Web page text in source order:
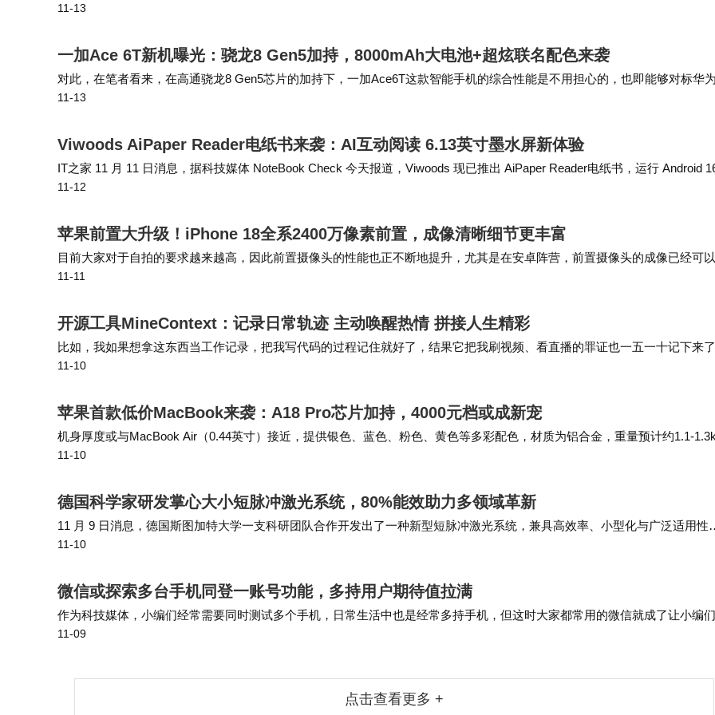
持“鸿蒙PC”与“智选PC”双线并行的策略，短期内不会放弃基于Windows系统的…
11-13
一加Ace 6T新机曝光：骁龙8 Gen5加持，8000mAh大电池+超炫联名配色来袭
对此，在笔者看来，在高通骁龙8 Gen5芯片的加持下，一加Ace6T这款智能手机的综合性能是不用担心的，也即能够对标华
小米、vivo、荣耀等厂商的中高端机型。 在续航上，爆料信息显示一加Ace 6T这款…
11-13
Viwoods AiPaper Reader电纸书来袭：AI互动阅读 6.13英寸墨水屏新体验
IT之家 11 月 11 日消息，据科技媒体 NoteBook Check 今天报道，Viwoods 现已推出 AiPaper Reader电纸书，运行 Android
操作系统，机身配备专用 AI …
11-12
苹果前置大升级！iPhone 18全系2400万像素前置，成像清晰细节更丰富
目前大家对于自拍的要求越来越高，因此前置摄像头的性能也正不断地提升，尤其是在安卓阵营，前置摄像头的成像已经可
前几年的后置摄像头不相上下，不过对于苹果来说，一直以来前置摄像头都比较保守，不过根据最新的报告，…
11-11
开源工具MineContext：记录日常轨迹 主动唤醒热情 拼接人生精彩
比如，我如果想拿这东西当工作记录，把我写代码的过程记住就好了，结果它把我刷视频、看直播的罪证也一五一十记下来
哥们工作复盘的时候就非常出戏。“前两天就有个开发者，基于我们的开源框架，开发出了一款 Mine…
11-10
苹果首款低价MacBook来袭：A18 Pro芯片加持，4000元档或成新宠
机身厚度或与MacBook Air（0.44英寸）接近，提供银色、蓝色、粉色、黄色等多彩配色，材质为铝合金，重量预计约1.1-1.3k
g。Geekbench 6测试显示，A18 Pro单核性能达M3 Ul…
11-10
德国科学家研发掌心大小短脉冲激光系统，80%能效助力多领域革新
11 月 9 日消息，德国斯图加特大学一支科研团队合作开发出了一种新型短脉冲激光系统，兼具高效率、小型化与广泛适用性
论文第一作者托比亚斯・施泰因勒（Tobias Steinle）博士指出，开发高效的短脉冲…
11-10
微信或探索多台手机同登一账号功能，多持用户期待值拉满
作为科技媒体，小编们经常需要同时测试多个手机，日常生活中也是经常多持手机，但这时大家都常用的微信就成了让小编
疼的问题，主要原因就是微信账号不能同时在多个手机上登录。 相信不少多持手机的小伙伴们和小编们是一…
11-09
点击查看更多 +